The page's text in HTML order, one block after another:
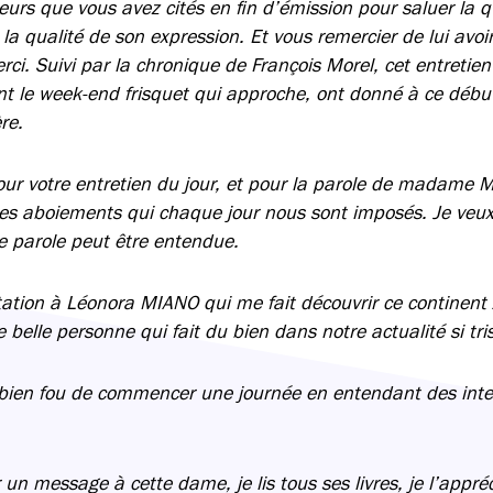
que vous avez cités en fin d’émission pour saluer la
qualité de son expression. Et vous remercier de lui
Suivi par la chronique de François Morel, cet
le week-end frisquet qui approche, ont donné à ce
votre entretien du jour, et pour la parole de madame
aboiements qui chaque jour nous sont imposés. Je
parole peut être entendue.
à Léonora MIANO qui me fait découvrir ce continent
belle personne qui fait du bien dans notre actualité si
fou de commencer une journée en entendant des
un message à cette dame, je lis tous ses livres, je